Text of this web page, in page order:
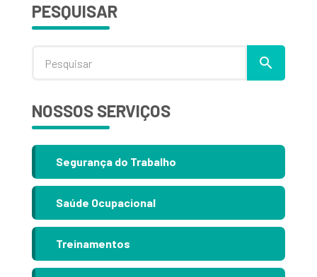
PESQUISAR
NOSSOS SERVIÇOS
Segurança do Trabalho
Saúde Ocupacional
Treinamentos